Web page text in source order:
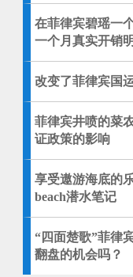
在菲律宾碧瑶一
一个月真实开销
改变了菲律宾国
菲律宾井喷的菜
证政策的影响
享受遨游海底的
beach潜水笔记
“四面楚歌”菲律
翻盘的机会吗？